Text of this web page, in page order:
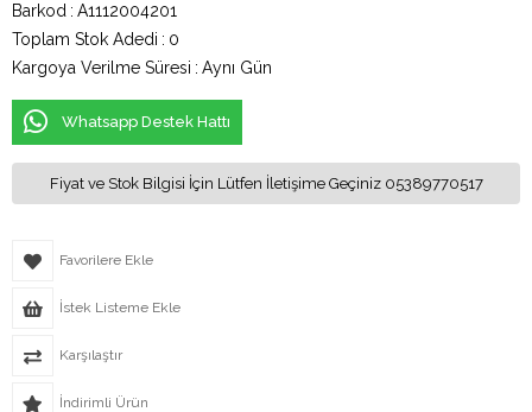
Barkod : A1112004201
Toplam Stok Adedi : 0
Kargoya Verilme Süresi : Aynı Gün
Whatsapp Destek Hattı
Fiyat ve Stok Bilgisi İçin Lütfen İletişime Geçiniz 05389770517
Favorilere Ekle
İstek Listeme Ekle
Karşılaştır
İndirimli Ürün